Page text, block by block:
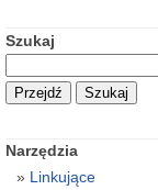
Szukaj
Narzędzia
Linkujące